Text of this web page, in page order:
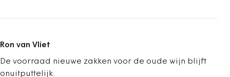
Ron van Vliet
De voorraad nieuwe zakken voor de oude wijn blijft
onuitputtelijk.